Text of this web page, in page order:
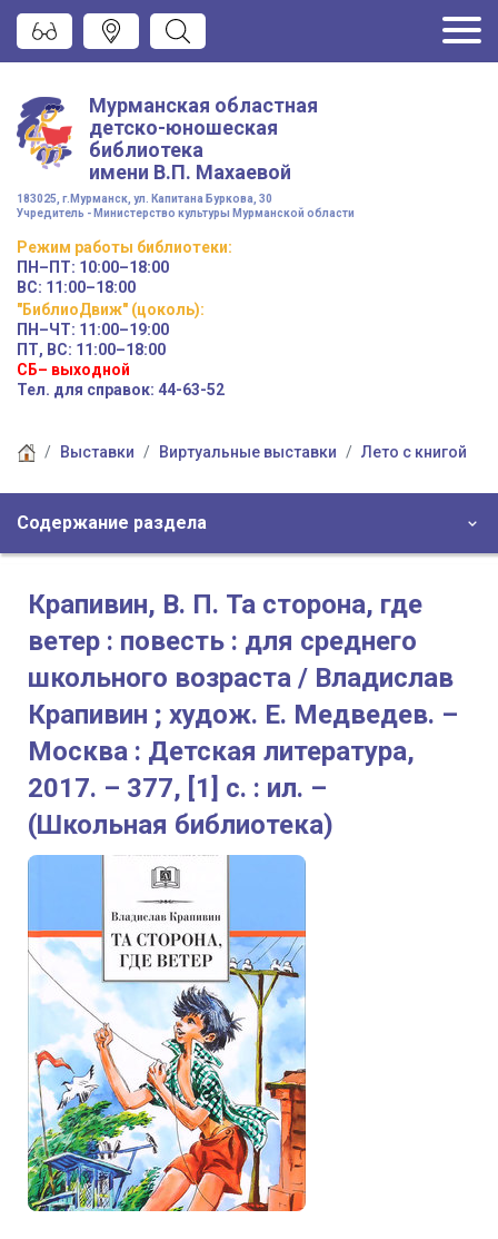
Мурманская областная
детско-юношеская
библиотека
имени В.П. Махаевой
183025, г.Мурманск, ул. Капитана Буркова, 30
Учредитель - Министерство культуры Мурманской области
Режим работы библиотеки:
ПН–ПТ: 10:00–18:00
ВС: 11:00–18:00
"БиблиоДвиж" (цоколь):
ПН–ЧТ: 11:00–19:00
ПТ, ВС: 11:00–18:00
СБ– выходной
Тел. для справок: 44-63-52
Выставки Виртуальные выставки Лето с книгой
Содержание раздела
Крапивин, В. П. Та сторона, где
ветер : повесть : для среднего
школьного возраста / Владислав
Крапивин ; худож. Е. Медведев. –
Москва : Детская литература,
2017. – 377, [1] с. : ил. –
(Школьная библиотека)